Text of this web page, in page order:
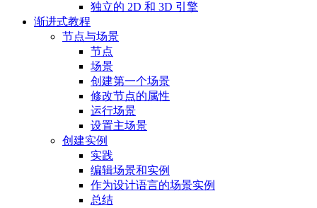
独立的 2D 和 3D 引擎
渐进式教程
节点与场景
节点
场景
创建第一个场景
修改节点的属性
运行场景
设置主场景
创建实例
实践
编辑场景和实例
作为设计语言的场景实例
总结